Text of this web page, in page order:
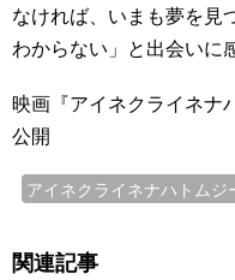
なければ、いまも夢を見
わからない」と出会いに
映画『アイネクライネナ
公開
アイネクライネナハトムジ
関連記事